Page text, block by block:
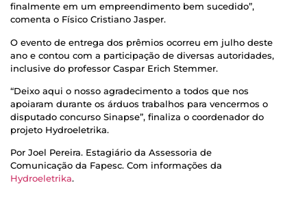
finalmente em um empreendimento bem sucedido”,
comenta o Físico Cristiano Jasper.
O evento de entrega dos prêmios ocorreu em julho deste
ano e contou com a participação de diversas autoridades,
inclusive do professor Caspar Erich Stemmer.
“Deixo aqui o nosso agradecimento a todos que nos
apoiaram durante os árduos trabalhos para vencermos o
disputado concurso Sinapse”, finaliza o coordenador do
projeto Hydroeletrika.
Por Joel Pereira. Estagiário da Assessoria de
Comunicação da Fapesc. Com informações da
Hydroeletrika.